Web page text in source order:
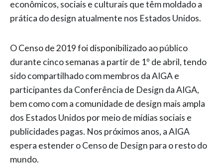
econômicos, sociais e culturais que têm moldado a
prática do design atualmente nos Estados Unidos.
O Censo de 2019 foi disponibilizado ao público
durante cinco semanas a partir de 1º de abril, tendo
sido compartilhado com membros da AIGA e
participantes da Conferência de Design da AIGA,
bem como com a comunidade de design mais ampla
dos Estados Unidos por meio de mídias sociais e
publicidades pagas. Nos próximos anos, a AIGA
espera estender o Censo de Design para o resto do
mundo.